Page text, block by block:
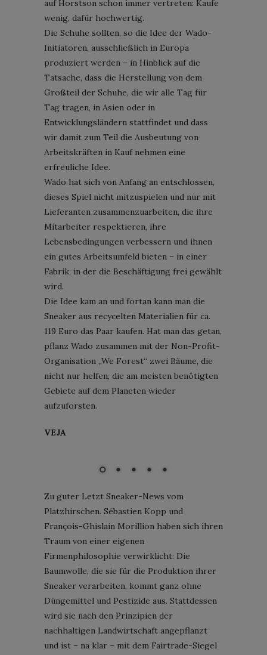
auf Horstson schon immer vertreten: Kaufe
wenig, dafür hochwertig.
Die Schuhe sollten, so die Idee der Wado-
Initiatoren, ausschließlich in Europa
produziert werden – in Hinblick auf die
Tatsache, dass die Herstellung von dem
Großteil der Schuhe, die wir alle Tag für
Tag tragen, in Asien oder in
Entwicklungsländern stattfindet und dass
wir damit zum Teil die Ausbeutung von
Arbeitskräften in Kauf nehmen eine
erfreuliche Idee.
Wado hat sich von Anfang an entschlossen,
dieses Spiel nicht mitzuspielen und nur mit
Lieferanten zusammenzuarbeiten, die ihre
Mitarbeiter respektieren, ihre
Lebensbedingungen verbessern und ihnen
ein gutes Arbeitsumfeld bieten – in einer
Fabrik, in der die Beschäftigung frei gewählt
wird.
Die Idee kam an und fortan kann man die
Sneaker aus recycelten Materialien für ca.
119 Euro das Paar kaufen. Hat man das getan,
pflanz Wado zusammen mit der Non-Profit-
Organisation „We Forest“ zwei Bäume, die
nicht nur helfen, die am meisten benötigten
Gebiete auf dem Planeten wieder
aufzuforsten.
VEJA
Zu guter Letzt Sneaker-News vom
Platzhirschen. Sébastien Kopp und
François-Ghislain Morillion haben sich ihren
Traum von einer eigenen
Firmenphilosophie verwirklicht: Die
Baumwolle, die sie für die Produktion ihrer
Sneaker verarbeiten, kommt ganz ohne
Düngemittel und Pestizide aus. Stattdessen
wird sie nach den Prinzipien der
nachhaltigen Landwirtschaft angepflanzt
und ist – na klar – mit dem Fairtrade-Siegel